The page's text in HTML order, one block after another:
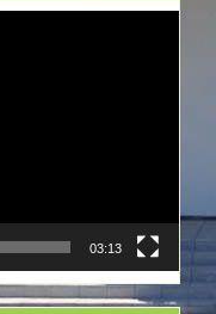
03:13